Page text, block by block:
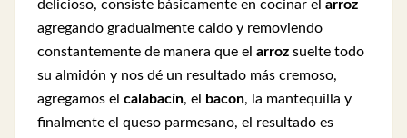
delicioso, consiste básicamente en cocinar el arroz
agregando gradualmente caldo y removiendo
constantemente de manera que el arroz suelte todo
su almidón y nos dé un resultado más cremoso,
agregamos el calabacín, el bacon, la mantequilla y
finalmente el queso parmesano, el resultado es